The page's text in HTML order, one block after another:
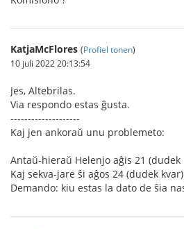
KatjaMcFlores (Profiel tonen)
10 juli 2022 20:13:54
Jes, Altebrilas.
Via respondo estas ĝusta.
--------------------
Kaj jen ankoraŭ unu problemeto:
Antaŭ-hieraŭ Helenjo aĝis 21
Kaj sekva-jare ŝi aĝos 24 (dudek
Demando: kiu estas la dato de ŝia